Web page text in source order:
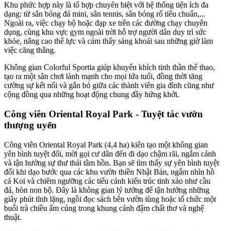
Khu phức hợp này là tổ hợp chuyên biệt với hệ thống tiện ích đa
dạng: từ sân bóng đá mini, sân tennis, sân bóng rổ tiêu chuẩn,...
Ngoài ra, việc chạy bộ hoặc đạp xe trên các đường chạy chuyên
dụng, cùng khu vực gym ngoài trời hỗ trợ người dân duy trì sức
khỏe, nâng cao thể lực và cảm thấy sảng khoái sau những giờ làm
việc căng thẳng.
Không gian Colorful Sportia giúp khuyến khích tinh thần thể thao,
tạo ra một sân chơi lành mạnh cho mọi lứa tuổi, đồng thời tăng
cường sự kết nối và gắn bó giữa các thành viên gia đình cũng như
cộng đồng qua những hoạt động chung đầy hứng khởi.
Công viên Oriental Royal Park - Tuyệt tác vườn
thượng uyển
Công viên Oriental Royal Park (4,4 ha) kiến tạo một không gian
yên bình tuyệt đối, mời gọi cư dân đến đi dạo chậm rãi, ngắm cảnh
và tận hưởng sự thư thái tâm hồn. Bạn sẽ tìm thấy sự yên bình tuyệt
đối khi dạo bước qua các khu vườn thiền Nhật Bản, ngắm nhìn hồ
cá Koi và chiêm ngưỡng các tiểu cảnh kiến trúc tinh xảo như cầu
đá, hòn non bộ. Đây là không gian lý tưởng để tận hưởng những
giây phút tĩnh lặng, ngồi đọc sách bên vườn tùng hoặc tổ chức một
buổi trà chiều ấm cúng trong khung cảnh đậm chất thơ và nghệ
thuật.